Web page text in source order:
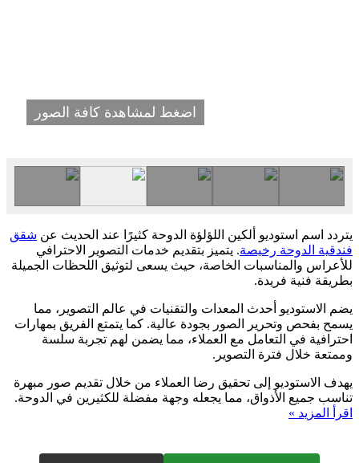
اضغط لمشاهدة كافة الصور
يتردد اسم استوديو ألكين اللؤلؤة الدوحة كثيرًا عند الحديث عن شقق
فندقية الدوحة رخيصة. يتميز بتقديم خدمات التصوير الاحترافي
للأعراس والمناسبات الخاصة، حيث يسعى لتوثيق اللحظات الجميلة
بطريقة فنية فريدة.
يضم الاستوديو أحدث المعدات والتقنيات في عالم التصوير، مما
يسمح بفحص وتحرير الصور بجودة عالية. كما يتمتع الفريق بمهارات
احترافية في التعامل مع العملاء، مما يضمن لهم تجربة سلسة
وممتعة خلال فترة التصوير.
يهدف الاستوديو إلى تحقيق رضا العملاء من خلال تقديم صور مبهرة
تناسب جميع الأذواق، مما يجعله وجهة مفضلة للكثيرين في الدوحة.
اقرأ المزيد »